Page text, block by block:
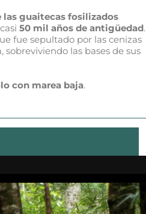
las guaitecas fosilizados
50 mil años de antigüedad.
fue sepultado por las cenizas
las bases de sus
con marea baja.